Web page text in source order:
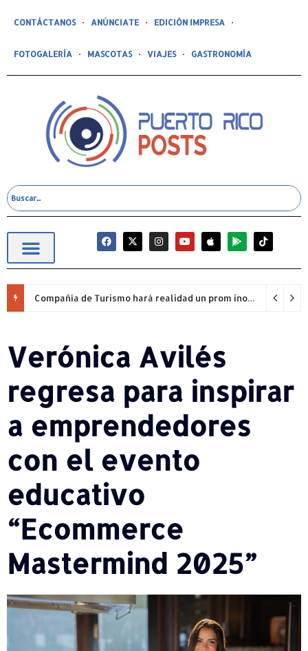
CONTÁCTANOS ANÚNCIATE EDICIÓN IMPRESA
FOTOGALERÍA MASCOTAS VIAJES GASTRONOMÍA
Compañía de Turismo hará realidad un prom inolvidable junto a Jowell para estudiantes de la Escuela Gabriela Mistral
Verónica Avilés
regresa para inspirar
a emprendedores
con el evento
educativo
“Ecommerce
Mastermind 2025”